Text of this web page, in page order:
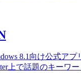
8.1向け公式ア
上で話題のキーワ